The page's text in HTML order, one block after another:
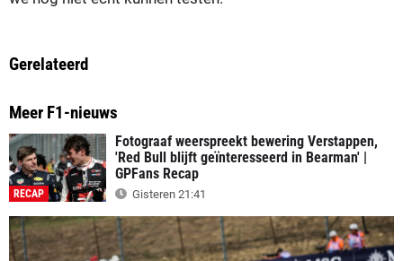
Gerelateerd
Meer F1-nieuws
RECAP
Fotograaf weerspreekt bewering Verstappen,
'Red Bull blijft geïnteresseerd in Bearman' |
GPFans Recap
Gisteren 21:41